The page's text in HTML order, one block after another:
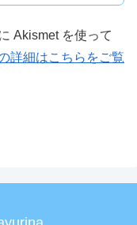
Akismet を使って
詳細はこちらをご覧